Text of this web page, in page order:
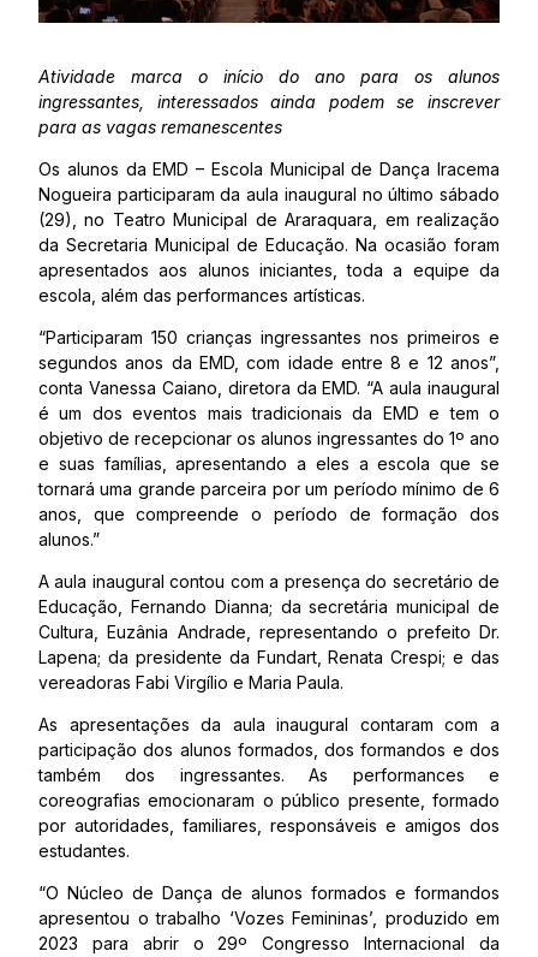
Atividade marca o início do ano para os alunos
ingressantes, interessados ainda podem se inscrever
para as vagas remanescentes
Os alunos da EMD – Escola Municipal de Dança Iracema
Nogueira participaram da aula inaugural no último sábado
(29), no Teatro Municipal de Araraquara, em realização
da Secretaria Municipal de Educação. Na ocasião foram
apresentados aos alunos iniciantes, toda a equipe da
escola, além das performances artísticas.
“Participaram 150 crianças ingressantes nos primeiros e
segundos anos da EMD, com idade entre 8 e 12 anos”,
conta Vanessa Caiano, diretora da EMD. “A aula inaugural
é um dos eventos mais tradicionais da EMD e tem o
objetivo de recepcionar os alunos ingressantes do 1º ano
e suas famílias, apresentando a eles a escola que se
tornará uma grande parceira por um período mínimo de 6
anos, que compreende o período de formação dos
alunos.”
A aula inaugural contou com a presença do secretário de
Educação, Fernando Dianna; da secretária municipal de
Cultura, Euzânia Andrade, representando o prefeito Dr.
Lapena; da presidente da Fundart, Renata Crespi; e das
vereadoras Fabi Virgílio e Maria Paula.
As apresentações da aula inaugural contaram com a
participação dos alunos formados, dos formandos e dos
também dos ingressantes. As performances e
coreografias emocionaram o público presente, formado
por autoridades, familiares, responsáveis e amigos dos
estudantes.
“O Núcleo de Dança de alunos formados e formandos
apresentou o trabalho ‘Vozes Femininas’, produzido em
2023 para abrir o 29º Congresso Internacional da